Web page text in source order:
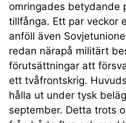
omringades betydande
tillfånga. Ett par veckor
anföll även
redan närapå militärt
förutsättningar att
ett tvåfrontskrig.
hålla ut under tysk
september. Detta trots